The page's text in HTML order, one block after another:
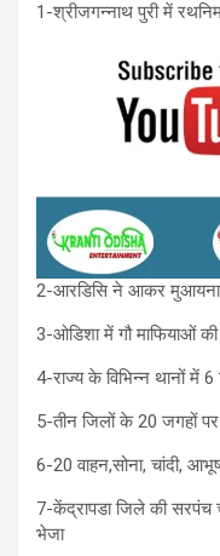
1-श्रीजगन्नाथ पुरी में
2-आरडिसि ने आकर मुआयना
3-ओडिशा में गौ माफियाओं
4-राज्य के विभिन्न थानों में
5-तीन जिलों के 20 जगहों
6-20 वाहन,सोना, चांदी,
7-केंद्रापडा जिले की
भेजा